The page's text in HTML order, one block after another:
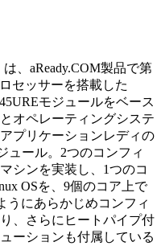
は、aReady.COM製品で第
セッサーを搭載した
モジュールをベース
オペレーティングシステ
プリケーションレディの
ュール。2つのコンフィ
シンを実装し、1つのコ
OSを、9個のコア上で
うにあらかじめコンフィ
、さらにヒートパイプ付
ーションも付属している